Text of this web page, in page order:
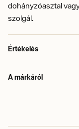
dohányzóasztal
szolgál.
Értékelés
A márkáról